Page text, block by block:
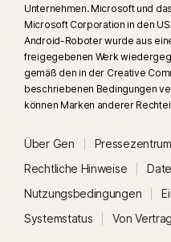
Funktion Ihre E-Mail-Adresse,
Sie sich bei Ihrem Konto ein, um
einzugeben.
Nur auf Android- und iOS-
oder aktiviertem Touch ID/ Face
Funktioniert nur auf Mac und
Erweiterung und erfordert ein
Manager-App und der Browser-
passwortlose Safe-Entsperrung
Unternehmen. Microsoft und
Microsoft Corporation in den
Android-Roboter wurde aus
freigegebenen Werk
gemäß den in der Creative
beschriebenen Bedingungen
können Marken anderer
Über Gen Pressezentrum
Rechtliche Hinweise
Nutzungsbedingungen
Systemstatus
Von